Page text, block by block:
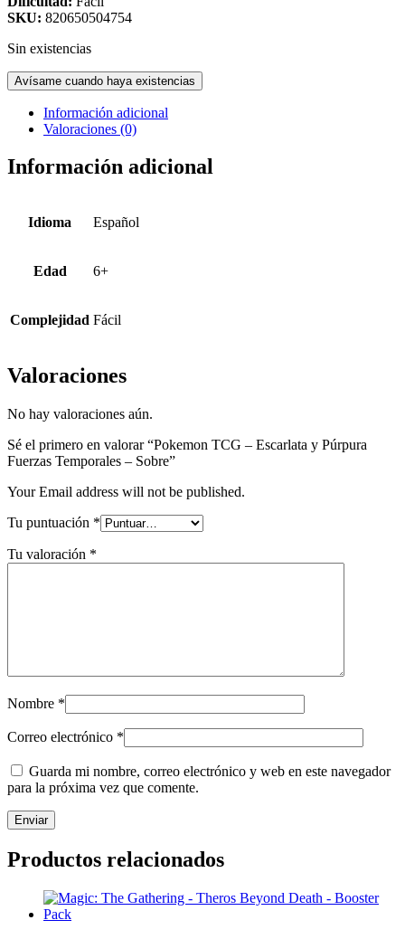
SKU: 820650504754
Sin existencias
Avísame cuando haya existencias
Información adicional
Valoraciones (0)
Información adicional
Idioma Español
Edad 6+
Complejidad Fácil
Valoraciones
No hay valoraciones aún.
Sé el primero en valorar “Pokemon TCG – Escarlata y Púrpura
Fuerzas Temporales – Sobre”
Your Email address will not be published.
Tu puntuación *
Tu valoración *
Nombre *
Correo electrónico *
Guarda mi nombre, correo electrónico y web en este navegador
para la próxima vez que comente.
Productos relacionados